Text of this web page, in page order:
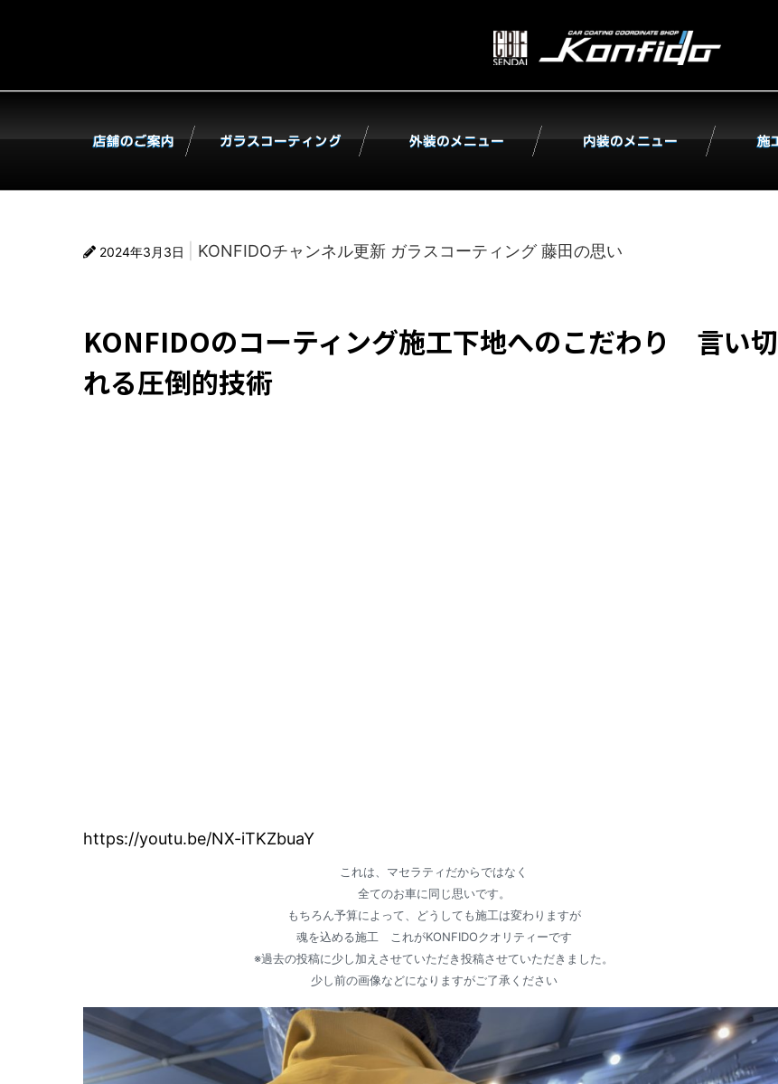
2024年3月3日 KONFIDOチャンネル更新 ガラスコーティング 藤田の思い
KONFIDOのコーティング施工下地へのこだわり 言い切
れる圧倒的技術
https://youtu.be/NX-iTKZbuaY
これは、マセラティだからではなく
全てのお車に同じ思いです。
もちろん予算によって、どうしても施工は変わりますが
魂を込める施工 これがKONFIDOクオリティーです
※過去の投稿に少し加えさせていただき投稿させていただきました。
少し前の画像などになりますがご了承ください